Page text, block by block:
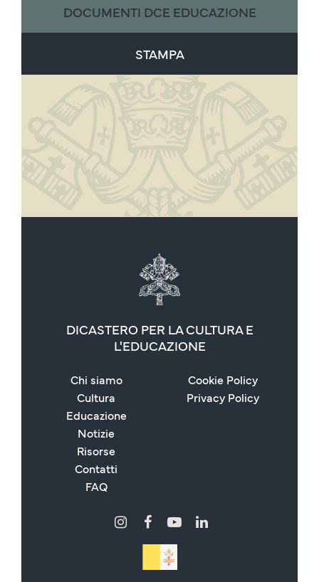
DOCUMENTI DCE EDUCAZIONE
STAMPA
DICASTERO PER LA CULTURA E
L'EDUCAZIONE
Chi siamo
Cultura
Educazione
Notizie
Risorse
Contatti
FAQ
Cookie Policy
Privacy Policy